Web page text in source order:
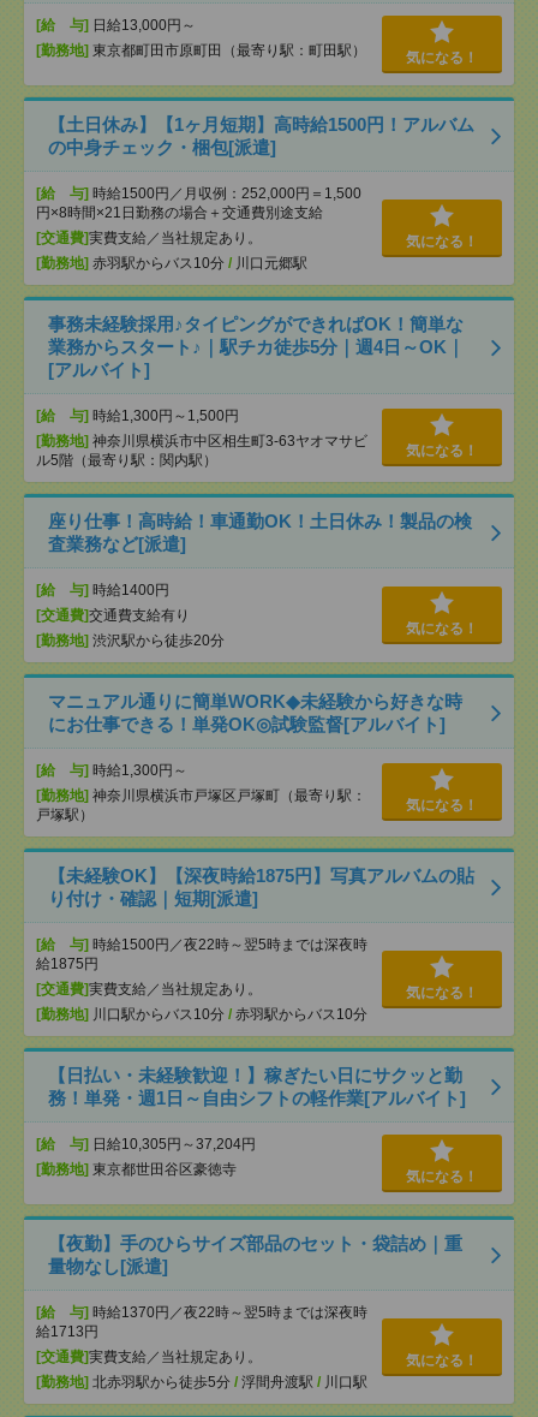
[給 与] 日給13,000円～
[勤務地] 東京都町田市原町田（最寄り駅：町田駅） 気になる！
【土日休み】【1ヶ月短期】高時給1500円！アルバム
の中身チェック・梱包[派遣]
[給 与] 時給1500円／月収例：252,000円＝1,500
円×8時間×21日勤務の場合＋交通費別途支給
[交通費]実費支給／当社規定あり。
[勤務地] 赤羽駅からバス10分 / 川口元郷駅
気になる！
事務未経験採用♪タイピングができればOK！簡単な
業務からスタート♪｜駅チカ徒歩5分｜週4日～OK｜
[アルバイト]
[給 与] 時給1,300円～1,500円
[勤務地] 神奈川県横浜市中区相生町3-63ヤオマサビ
ル5階（最寄り駅：関内駅）
気になる！
座り仕事！高時給！車通勤OK！土日休み！製品の検
査業務など[派遣]
[給 与] 時給1400円
[交通費]交通費支給有り
[勤務地] 渋沢駅から徒歩20分
気になる！
マニュアル通りに簡単WORK◆未経験から好きな時
にお仕事できる！単発OK◎試験監督[アルバイト]
[給 与] 時給1,300円～
[勤務地] 神奈川県横浜市戸塚区戸塚町（最寄り駅：
戸塚駅）
気になる！
【未経験OK】【深夜時給1875円】写真アルバムの貼
り付け・確認｜短期[派遣]
[給 与] 時給1500円／夜22時～翌5時までは深夜時
給1875円
[交通費]実費支給／当社規定あり。
[勤務地] 川口駅からバス10分 / 赤羽駅からバス10分
気になる！
【日払い・未経験歓迎！】稼ぎたい日にサクッと勤
務！単発・週1日～自由シフトの軽作業[アルバイト]
[給 与] 日給10,305円～37,204円
[勤務地] 東京都世田谷区豪徳寺 気になる！
【夜勤】手のひらサイズ部品のセット・袋詰め｜重
量物なし[派遣]
[給 与] 時給1370円／夜22時～翌5時までは深夜時
給1713円
[交通費]実費支給／当社規定あり。
[勤務地] 北赤羽駅から徒歩5分 / 浮間舟渡駅 / 川口駅
気になる！